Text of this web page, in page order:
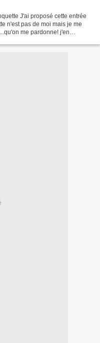
J'ai proposé cette entrée
n'est pas de moi mais je me
me pardonne! j'en